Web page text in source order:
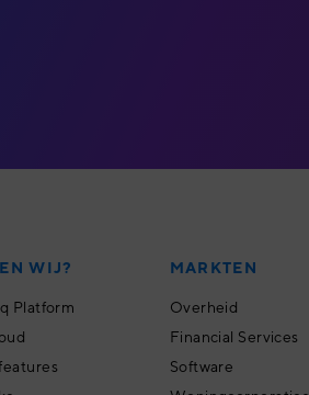
WIJ?
Platform
MARKTEN
Overheid
Financial Services
Software